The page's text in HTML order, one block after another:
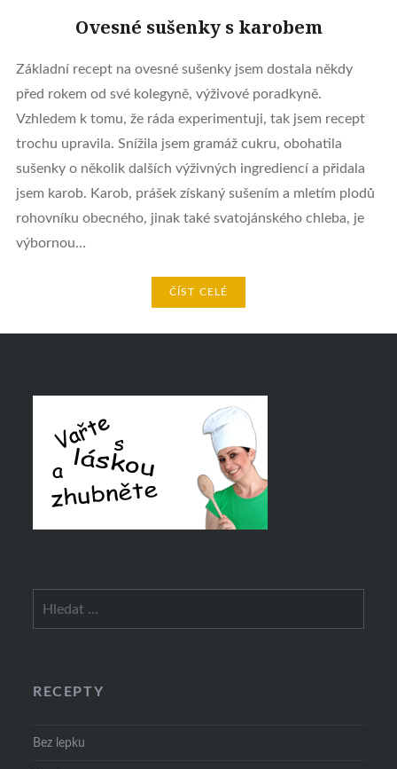
Ovesné sušenky s karobem
Základní recept na ovesné sušenky jsem dostala někdy
před rokem od své kolegyně, výživové poradkyně.
Vzhledem k tomu, že ráda experimentuji, tak jsem recept
trochu upravila. Snížila jsem gramáž cukru, obohatila
sušenky o několik dalších výživných ingrediencí a přidala
jsem karob. Karob, prášek získaný sušením a mletím plodů
rohovníku obecného, jinak také svatojánského chleba, je
výbornou…
ČÍST CELÉ
RECEPTY
Bez lepku